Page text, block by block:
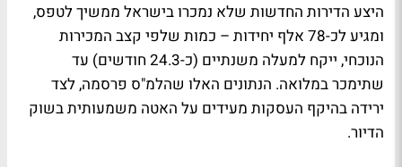
היצע הדירות החדשות שלא נמכרו בישראל ממשיך לטפס,
ומגיע לכ-78 אלף יחידות – כמות שלפי קצב המכירות
הנוכחי, ייקח למעלה משנתיים (כ-24.3 חודשים) עד
שתימכר במלואה. הנתונים האלו שהלמ"ס פרסמה, לצד
ירידה בהיקף העסקות מעידים על האטה משמעותית בשוק
הדיור.